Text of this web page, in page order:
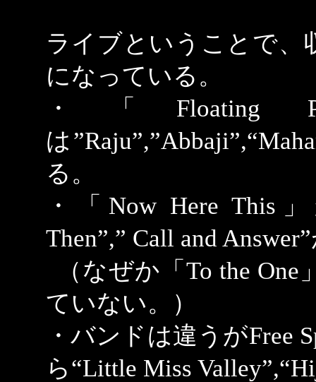
ライブということで、
になっている。
・「
は
る。
・「Now Here This
Then”,” Call and Answer”
（なぜか「To the
ていない。）
・バンドは違うがFree
ら“Little Miss